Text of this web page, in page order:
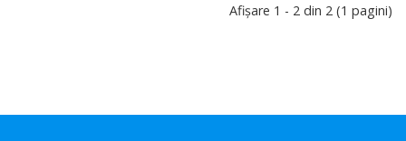
Afişare 1 - 2 din 2 (1 pagini)